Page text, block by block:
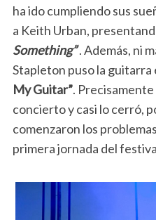
ha ido cumpliendo sus
a Keith Urban,
Something”. Además, ni
Stapleton puso la guitarra
My Guitar”.
concierto y casi lo cerró,
comenzaron los
primera jornada del